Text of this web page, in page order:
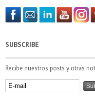
SUBSCRIBE
Recibe nuestros posts y otras